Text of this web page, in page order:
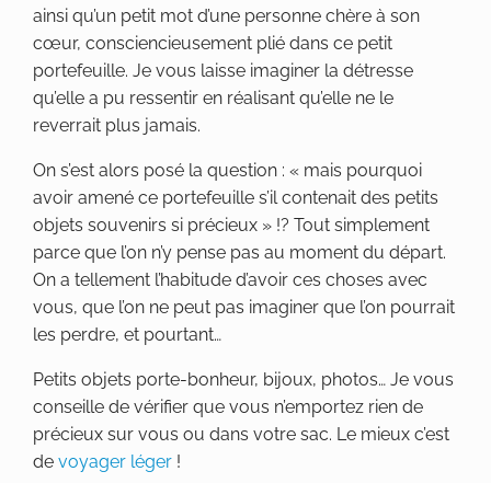
ainsi qu’un petit mot d’une personne chère à son
cœur, consciencieusement plié dans ce petit
portefeuille. Je vous laisse imaginer la détresse
qu’elle a pu ressentir en réalisant qu’elle ne le
reverrait plus jamais.
On s’est alors posé la question : « mais pourquoi
avoir amené ce portefeuille s’il contenait des petits
objets souvenirs si précieux » !? Tout simplement
parce que l’on n’y pense pas au moment du départ.
On a tellement l’habitude d’avoir ces choses avec
vous, que l’on ne peut pas imaginer que l’on pourrait
les perdre, et pourtant…
Petits objets porte-bonheur, bijoux, photos… Je vous
conseille de vérifier que vous n’emportez rien de
précieux sur vous ou dans votre sac. Le mieux c’est
de voyager léger !